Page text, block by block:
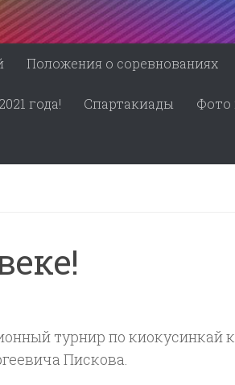
Положения о соревнованиях
года! Спартакиады Фото
турнир по киокусинкай
Пискова.